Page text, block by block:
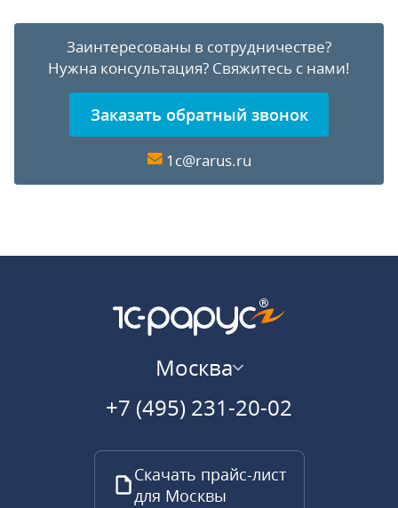
Заинтересованы в сотрудничестве?
Нужна консультация? Свяжитесь с нами!
Заказать обратный звонок
1c@rarus.ru
Москва
+7 (495) 231-20-02
Скачать прайс-лист
для Москвы